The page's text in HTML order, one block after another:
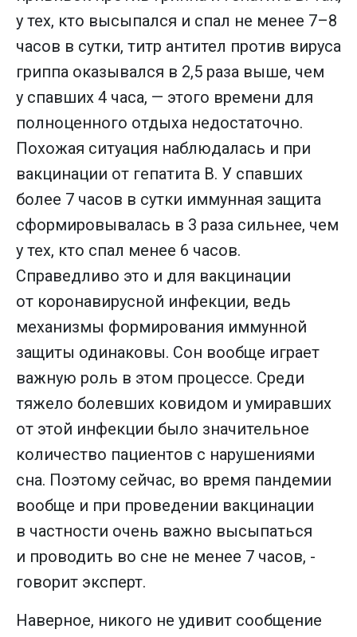
у тех, кто высыпался и спал не менее 7–8
часов в сутки, титр антител против вируса
гриппа оказывался в 2,5 раза выше, чем
у спавших 4 часа, — этого времени для
полноценного отдыха недостаточно.
Похожая ситуация наблюдалась и при
вакцинации от гепатита В. У спавших
более 7 часов в сутки иммунная защита
сформировывалась в 3 раза сильнее, чем
у тех, кто спал менее 6 часов.
Справедливо это и для вакцинации
от коронавирусной инфекции, ведь
механизмы формирования иммунной
защиты одинаковы. Сон вообще играет
важную роль в этом процессе. Среди
тяжело болевших ковидом и умиравших
от этой инфекции было значительное
количество пациентов с нарушениями
сна. Поэтому сейчас, во время пандемии
вообще и при проведении вакцинации
в частности очень важно высыпаться
и проводить во сне не менее 7 часов, -
говорит эксперт.
Наверное, никого не удивит сообщение